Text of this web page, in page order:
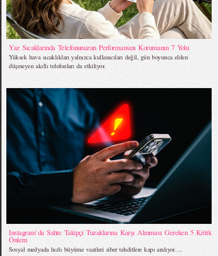
Yaz Sıcaklarında Telefonunuzun Performansını Korumanın 7 Yolu
Yüksek hava sıcaklıkları yalnızca kullanıcıları değil, gün boyunca elden
düşmeyen akıllı telefonları da etkiliyor.
Instagram`da Sahte Takipçi Tuzaklarına Karşı Alınması Gereken 5 Kritik
Önlem
Sosyal medyada hızlı büyüme vaatleri siber tehditlere kapı aralıyor….